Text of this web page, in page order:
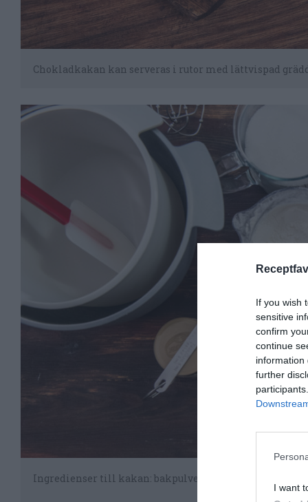
If you wish
sensitive
confirm
continue
information
further
I want
Chokladkakan kan serveras i rutor med lättvispad
Ingredienser till kakan: bakpulver, kakao, vetemjöl,